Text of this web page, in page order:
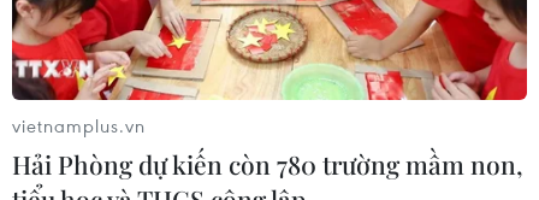
Ngôn ngữ
TTXVN
Dịch vụ tin
Quảng cáo
Liên hệ
vietnamplus.vn
Hải Phòng dự kiến còn 780 trường mầm non,